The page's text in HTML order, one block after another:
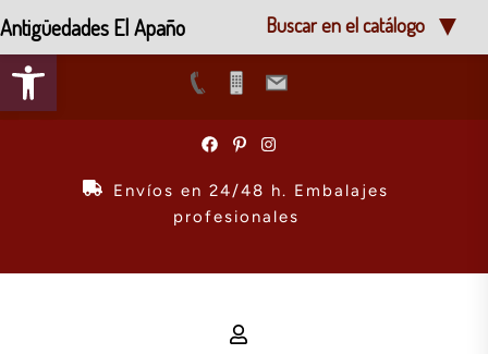
Abrir barra de herramientas
Envíos en 24/48 h. Embalajes
profesionales
Antigüedades El Apaño Buscar en el catálogo